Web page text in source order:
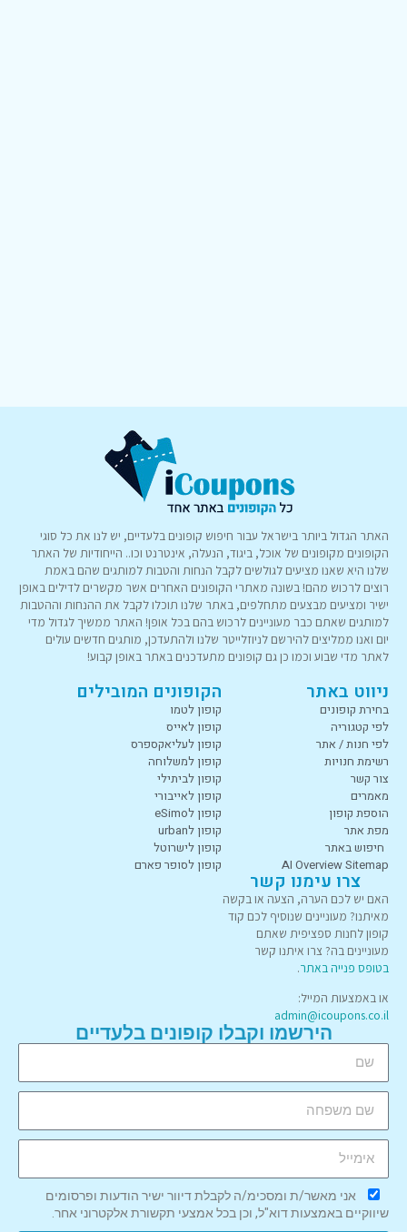
האתר הגדול ביותר בישראל עבור חיפוש קופונים בלעדיים, יש לנו את כל סוגי
הקופונים מקופונים של אוכל, ביגוד, הנעלה, אינטרנט וכו.. הייחודיות של האתר
שלנו היא שאנו מציעים לגולשים לקבל הנחות והטבות למותגים שהם באמת
רוצים לרכוש מהם! בשונה מאתרי הקופונים האחרים אשר מקשרים לדילים באופן
ישיר ומציעים מבצעים מתחלפים, באתר שלנו תוכלו לקבל את ההנחות וההטבות
למותגים שאתם כבר מעוניינים לרכוש בהם בכל אופן! האתר ממשיך לגדול מדי
יום ואנו ממליצים להירשם לניוזלייטר שלנו ולהתעדכן, מותגים חדשים עולים
לאתר מדי שבוע וכמו כן גם קופונים מתעדכנים באתר באופן קבוע!
ניווט באתר
בחירת קופונים
לפי קטגוריה
לפי חנות / אתר
רשימת חנויות
צור קשר
מאמרים
הוספת קופון
מפת אתר
חיפוש באתר
AI Overview Sitemap
הקופונים המובילים
קופון לטמו
קופון לאייס
קופון לעליאקספרס
קופון למשלוחה
קופון לביתילי
קופון לאייבורי
קופון לeSimo
קופון לurban
קופון לישרוטל
קופון לסופר פארם
צרו עימנו קשר
האם יש לכם הערה, הצעה או בקשה
מאיתנו? מעוניינים שנוסיף לכם קוד
קופון לחנות ספציפית שאתם
מעוניינים בה? צרו איתנו קשר
בטופס פנייה באתר.
או באמצעות המייל:
admin@icoupons.co.il
הירשמו וקבלו קופונים בלעדיים
אני מאשר/ת ומסכימ/ה לקבלת דיוור ישיר הודעות ופרסומים
שיווקיים באמצעות דוא"ל, וכן בכל אמצעי תקשורת אלקטרוני אחר.